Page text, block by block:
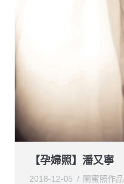
【孕婦照】潘又寧
2018-12-05 閨蜜照作品